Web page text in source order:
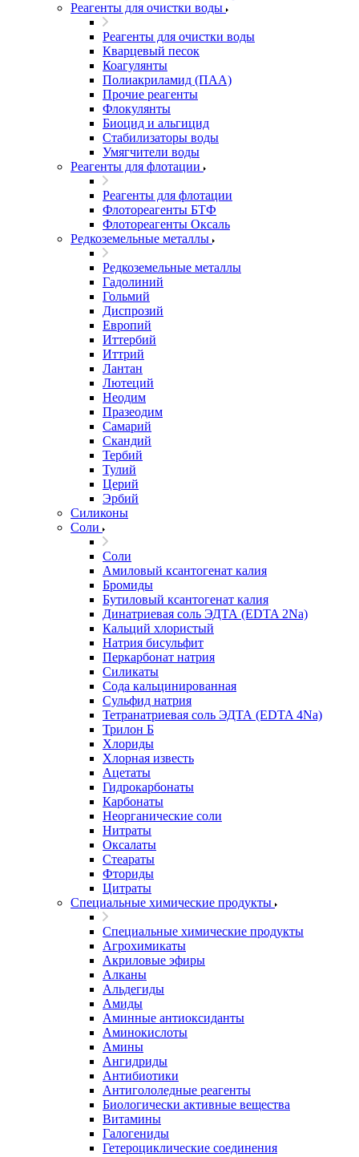
Реагенты для очистки воды
Реагенты для очистки воды
Кварцевый песок
Коагулянты
Полиакриламид (ПАА)
Прочие реагенты
Флокулянты
Биоцид и альгицид
Стабилизаторы воды
Умягчители воды
Реагенты для флотации
Реагенты для флотации
Флотореагенты БТФ
Флотореагенты Оксаль
Редкоземельные металлы
Редкоземельные металлы
Гадолиний
Гольмий
Диспрозий
Европий
Иттербий
Иттрий
Лантан
Лютеций
Неодим
Празеодим
Самарий
Скандий
Тербий
Тулий
Церий
Эрбий
Силиконы
Соли
Соли
Амиловый ксантогенат калия
Бромиды
Бутиловый ксантогенат калия
Динатриевая соль ЭДТА (EDTA 2Na)
Кальций хлористый
Натрия бисульфит
Перкарбонат натрия
Силикаты
Сода кальцинированная
Сульфид натрия
Тетранатриевая соль ЭДТА (EDTA 4Na)
Трилон Б
Хлориды
Хлорная известь
Ацетаты
Гидрокарбонаты
Карбонаты
Неорганические соли
Нитраты
Оксалаты
Стеараты
Фториды
Цитраты
Специальные химические продукты
Специальные химические продукты
Агрохимикаты
Акриловые эфиры
Алканы
Альдегиды
Амиды
Аминные антиоксиданты
Аминокислоты
Амины
Ангидриды
Антибиотики
Антигололедные реагенты
Биологически активные вещества
Витамины
Галогениды
Гетероциклические соединения